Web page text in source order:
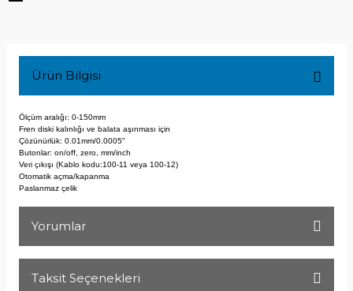
Ürün Bilgisi
Ölçüm aralığı: 0-150mm
Fren diski kalınlığı ve balata aşınması için
Çözünürlük: 0.01mm/0.0005"
Butonlar: on/off, zero, mm/inch
Veri çıkışı (Kablo kodu:100-11 veya 100-12)
Otomatik açma/kapanma
Paslanmaz çelik
Yorumlar
Taksit Seçenekleri